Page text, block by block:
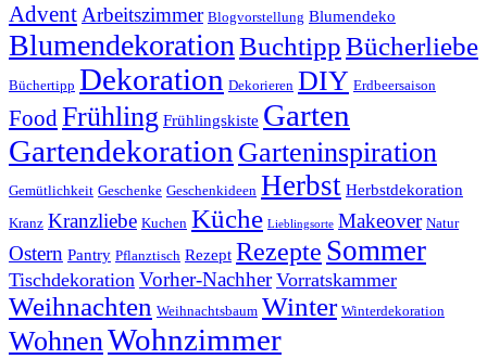
Advent Arbeitszimmer Blogvorstellung Blumendeko
Blumendekoration BuchtippBücherliebe
Büchertipp Dekoration Dekorieren DIY Erdbeersaison
FoodFrühling Frühlingskiste Garten
Gartendekoration Garteninspiration
Gemütlichkeit Geschenke Geschenkideen Herbst Herbstdekoration
Kranz Kranzliebe Kuchen Küche Lieblingsorte Makeover Natur
Ostern Pantry Pflanztisch Rezept Rezepte Sommer
Tischdekoration Vorher-Nachher Vorratskammer
Weihnachten Weihnachtsbaum Winter Winterdekoration
WohnenWohnzimmer